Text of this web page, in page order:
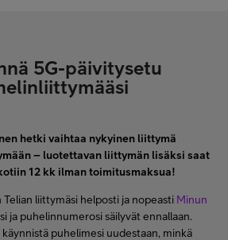
5G-päivitysetu
hetki vaihtaa nykyinen liittymä
– luotettavan liittymän lisäksi saat
12 kk ilman toimitusmaksua!
liittymäsi helposti ja nopeasti Minun
ja puhelinnumerosi säilyvät ennallaan.
puhelimesi uudestaan, minkä